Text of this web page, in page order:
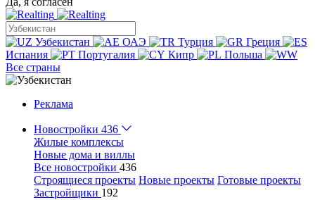
Узбекистан ОАЭ Турция
Греция
Испания
Португалия Кипр
Польша
Все страны
Реклама
Новостройки 436
Жилые комплексы
Новые дома и виллы
Все новостройки 436
Строящиеся проекты Новые проекты Готовые проекты
Застройщики 192